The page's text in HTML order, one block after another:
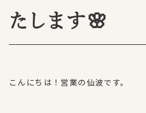
たします🌸
こんにちは！営業の仙波です。